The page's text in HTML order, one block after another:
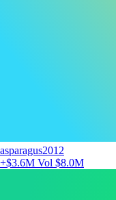
asparagus2012
+$3.6M Vol $8.0M